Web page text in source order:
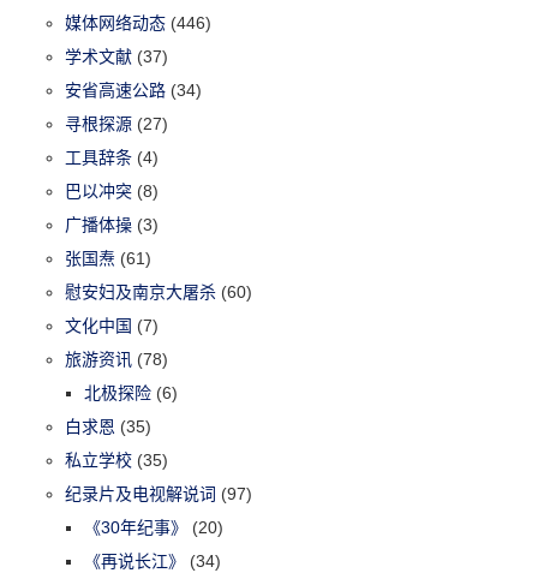
媒体网络动态 (446)
学术文献 (37)
安省高速公路 (34)
寻根探源 (27)
工具辞条 (4)
巴以冲突 (8)
广播体操 (3)
张国焘 (61)
慰安妇及南京大屠杀 (60)
文化中国 (7)
旅游资讯 (78)
北极探险 (6)
白求恩 (35)
私立学校 (35)
纪录片及电视解说词 (97)
《30年纪事》
(20)
《再说长江》
(34)